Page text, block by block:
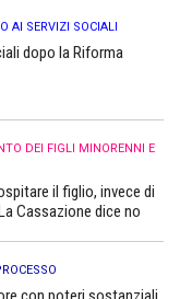
AI SERVIZI SOCIALI
dopo la Riforma
DEI FIGLI MINORENNI E
il figlio, invece di
Cassazione dice no